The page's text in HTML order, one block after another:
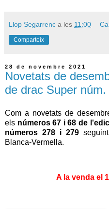
Llop Segarrenc a les 11:00
Comparteix
28 de novembre 2021
Novetats de
de drac Super
Com a novetats de
els números 67 i 68 de
números 278 i 279
Blanca-Vermella.
A la venda el